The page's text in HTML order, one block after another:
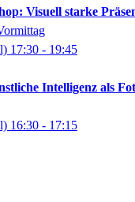
Visuell starke
17:30 - 19:45
Intelligenz als
16:30 - 17:15